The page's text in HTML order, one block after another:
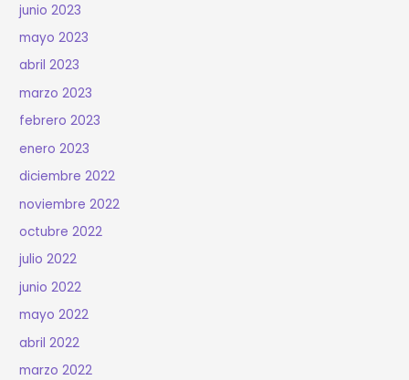
junio 2023
mayo 2023
abril 2023
marzo 2023
febrero 2023
enero 2023
diciembre 2022
noviembre 2022
octubre 2022
julio 2022
junio 2022
mayo 2022
abril 2022
marzo 2022